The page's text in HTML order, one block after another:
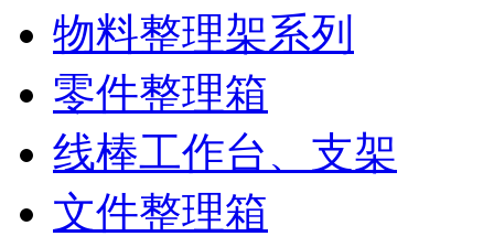
物料整理架系列
零件整理箱
线棒工作台、支架
文件整理箱